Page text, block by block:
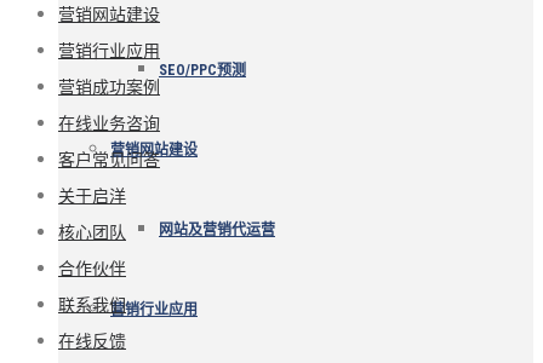
SEO/PPC预测
营销网站建设
网站及营销代运营
营销行业应用
营销网站建设
营销行业应用
营销成功案例
在线业务咨询
客户常见问答
关于启洋
核心团队
合作伙伴
联系我们
在线反馈